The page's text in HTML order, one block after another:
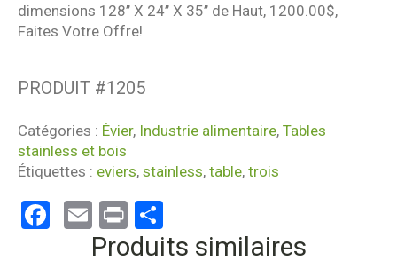
dimensions 128’’ X 24’’ X 35’’ de Haut, 1200.00$,
Faites Votre Offre!
PRODUIT #1205
Catégories : Évier, Industrie alimentaire, Tables
stainless et bois
Étiquettes : eviers, stainless, table, trois
Facebook
Email
Print
Produits similaires